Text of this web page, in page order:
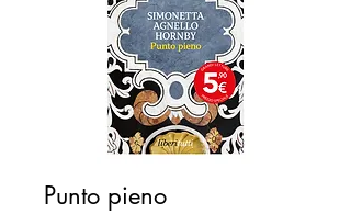
Punto pieno